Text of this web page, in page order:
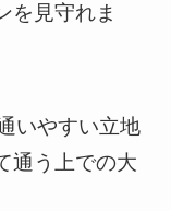
を見守れま
いやすい立地
通う上での大